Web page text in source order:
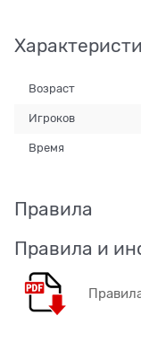
Возраст
Игроков
Время
Правила
Правила и